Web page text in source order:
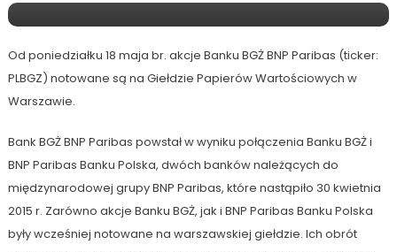
Od poniedziałku 18 maja br. akcje Banku BGŻ BNP Paribas (ticker:
PLBGZ) notowane są na Giełdzie Papierów Wartościowych w
Warszawie.
Bank BGŻ BNP Paribas powstał w wyniku połączenia Banku BGŻ i
BNP Paribas Banku Polska, dwóch banków należących do
międzynarodowej grupy BNP Paribas, które nastąpiło 30 kwietnia
2015 r. Zarówno akcje Banku BGŻ, jak i BNP Paribas Banku Polska
były wcześniej notowane na warszawskiej giełdzie. Ich obrót